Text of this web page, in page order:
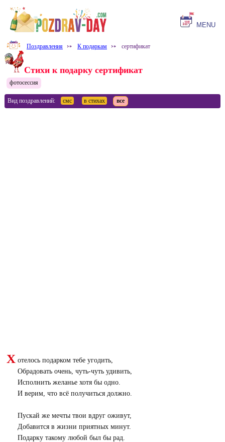
MENU
Поздравления ⤐ К подаркам ⤐ сертификат
Стихи к подарку сертификат
фотосессия
Вид поздравлений: смс в стихах все
Х отелось подарком тебе угодить,
Обрадовать очень, чуть-чуть удивить,
Исполнить желанье хотя бы одно.
И верим, что всё получиться должно.
Пускай же мечты твои вдруг оживут,
Добавится в жизни приятных минут.
Подарку такому любой был бы рад.